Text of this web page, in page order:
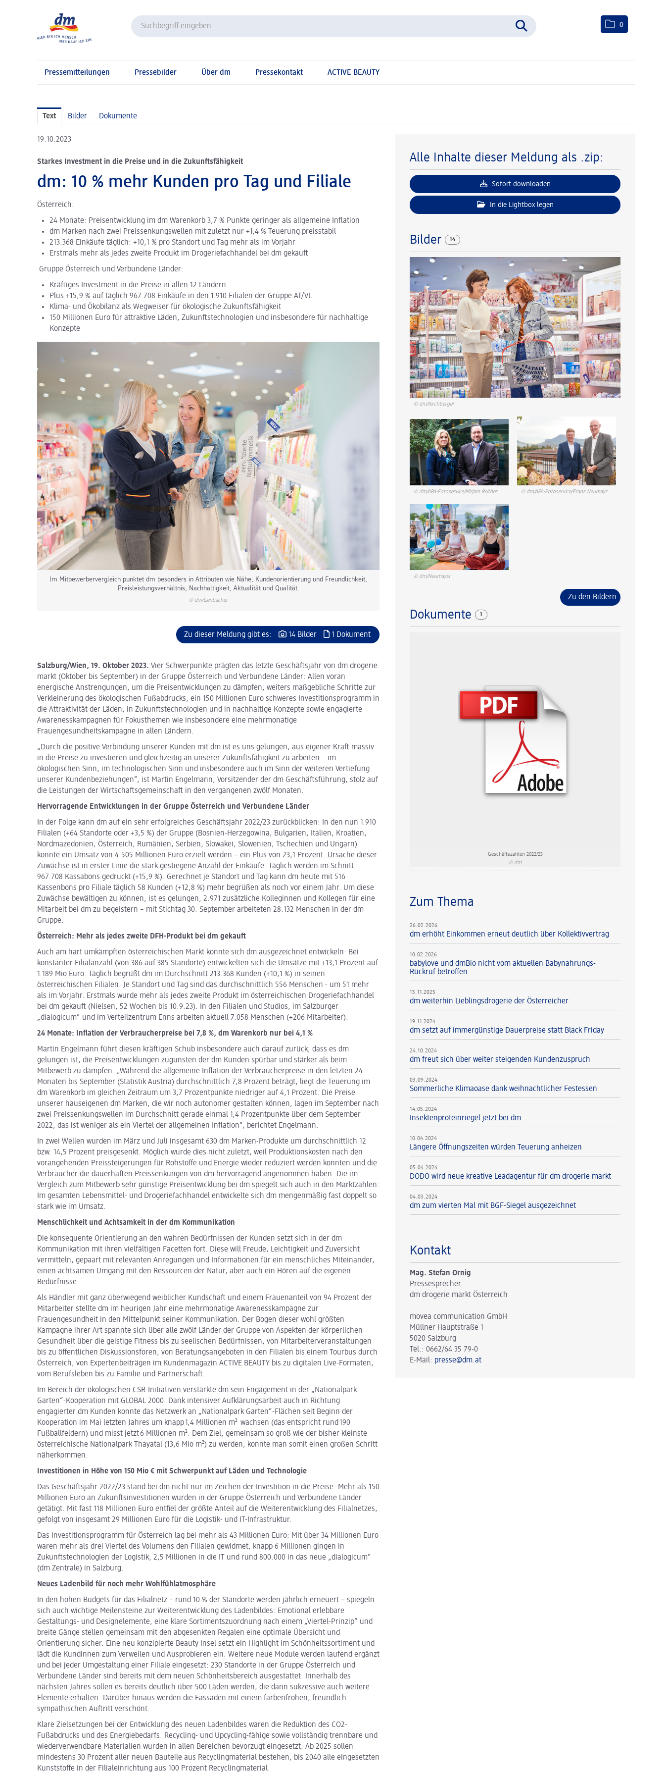
0
Pressemitteilungen Pressebilder Über dm Pressekontakt ACTIVE BEAUTY
Text Bilder Dokumente
19.10.2023
Starkes Investment in die Preise und in die Zukunftsfähigkeit
dm: 10 % mehr Kunden pro Tag und Filiale
Österreich:
24 Monate: Preisentwicklung im dm Warenkorb 3,7 % Punkte geringer als allgemeine Inflation
dm Marken nach zwei Preissenkungswellen mit zuletzt nur +1,4 % Teuerung preisstabil
213.368 Einkäufe täglich: +10,1 % pro Standort und Tag mehr als im Vorjahr
Erstmals mehr als jedes zweite Produkt im Drogeriefachhandel bei dm gekauft
Gruppe Österreich und Verbundene Länder:
Kräftiges Investment in die Preise in allen 12 Ländern
Plus +15,9 % auf täglich 967.708 Einkäufe in den 1.910 Filialen der Gruppe AT/VL
Klima- und Ökobilanz als Wegweiser für ökologische Zukunftsfähigkeit
150 Millionen Euro für attraktive Läden, Zukunftstechnologien und insbesondere für nachhaltige
Konzepte
Im Mitbewerbervergleich punktet dm besonders in Attributen wie Nähe, Kundenorientierung und Freundlichkeit,
Preisleistungsverhältnis, Nachhaltigkeit, Aktualität und Qualität.
© dm/Lienbacher
Zu dieser Meldung gibt es: 14 Bilder 1 Dokument
Salzburg/Wien, 19. Oktober 2023. Vier Schwerpunkte prägten das letzte Geschäftsjahr von dm drogerie
markt (Oktober bis September) in der Gruppe Österreich und Verbundene Länder: Allen voran
energische Anstrengungen, um die Preisentwicklungen zu dämpfen, weiters maßgebliche Schritte zur
Verkleinerung des ökologischen Fußabdrucks, ein 150 Millionen Euro schweres Investitionsprogramm in
die Attraktivität der Läden, in Zukunftstechnologien und in nachhaltige Konzepte sowie engagierte
Awarenesskampagnen für Fokusthemen wie insbesondere eine mehrmonatige
Frauengesundheitskampagne in allen Ländern.
„Durch die positive Verbindung unserer Kunden mit dm ist es uns gelungen, aus eigener Kraft massiv
in die Preise zu investieren und gleichzeitig an unserer Zukunftsfähigkeit zu arbeiten – im
ökologischen Sinn, im technologischen Sinn und insbesondere auch im Sinn der weiteren Vertiefung
unserer Kundenbeziehungen“, ist Martin Engelmann, Vorsitzender der dm Geschäftsführung, stolz auf
die Leistungen der Wirtschaftsgemeinschaft in den vergangenen zwölf Monaten.
Hervorragende Entwicklungen in der Gruppe Österreich und Verbundene Länder
In der Folge kann dm auf ein sehr erfolgreiches Geschäftsjahr 2022/23 zurückblicken: In den nun 1.910
Filialen (+64 Standorte oder +3,5 %) der Gruppe (Bosnien-Herzegowina, Bulgarien, Italien, Kroatien,
Nordmazedonien, Österreich, Rumänien, Serbien, Slowakei, Slowenien, Tschechien und Ungarn)
konnte ein Umsatz von 4.505 Millionen Euro erzielt werden – ein Plus von 23,1 Prozent. Ursache dieser
Zuwächse ist in erster Linie die stark gestiegene Anzahl der Einkäufe: Täglich werden im Schnitt
967.708 Kassabons gedruckt (+15,9 %). Gerechnet je Standort und Tag kann dm heute mit 516
Kassenbons pro Filiale täglich 58 Kunden (+12,8 %) mehr begrüßen als noch vor einem Jahr. Um diese
Zuwächse bewältigen zu können, ist es gelungen, 2.971 zusätzliche Kolleginnen und Kollegen für eine
Mitarbeit bei dm zu begeistern – mit Stichtag 30. September arbeiteten 28.132 Menschen in der dm
Gruppe.
Österreich: Mehr als jedes zweite DFH-Produkt bei dm gekauft
Auch am hart umkämpften österreichischen Markt konnte sich dm ausgezeichnet entwickeln: Bei
konstanter Filialanzahl (von 386 auf 385 Standorte) entwickelten sich die Umsätze mit +13,1 Prozent auf
1.189 Mio Euro. Täglich begrüßt dm im Durchschnitt 213.368 Kunden (+10,1 %) in seinen
österreichischen Filialen. Je Standort und Tag sind das durchschnittlich 556 Menschen - um 51 mehr
als im Vorjahr. Erstmals wurde mehr als jedes zweite Produkt im österreichischen Drogeriefachhandel
bei dm gekauft (Nielsen, 52 Wochen bis 10.9.23). In den Filialen und Studios, im Salzburger
„dialogicum“ und im Verteilzentrum Enns arbeiten aktuell 7.058 Menschen (+206 Mitarbeiter).
24 Monate: Inflation der Verbraucherpreise bei 7,8 %, dm Warenkorb nur bei 4,1 %
Martin Engelmann führt diesen kräftigen Schub insbesondere auch darauf zurück, dass es dm
gelungen ist, die Preisentwicklungen zugunsten der dm Kunden spürbar und stärker als beim
Mitbewerb zu dämpfen: „Während die allgemeine Inflation der Verbraucherpreise in den letzten 24
Monaten bis September (Statistik Austria) durchschnittlich 7,8 Prozent beträgt, liegt die Teuerung im
dm Warenkorb im gleichen Zeitraum um 3,7 Prozentpunkte niedriger auf 4,1 Prozent. Die Preise
unserer hauseigenen dm Marken, die wir noch autonomer gestalten können, lagen im September nach
zwei Preissenkungswellen im Durchschnitt gerade einmal 1,4 Prozentpunkte über dem September
2022, das ist weniger als ein Viertel der allgemeinen Inflation“, berichtet Engelmann.
In zwei Wellen wurden im März und Juli insgesamt 630 dm Marken-Produkte um durchschnittlich 12
bzw. 14,5 Prozent preisgesenkt. Möglich wurde dies nicht zuletzt, weil Produktionskosten nach den
vorangehenden Preissteigerungen für Rohstoffe und Energie wieder reduziert werden konnten und die
Verbraucher die dauerhaften Preissenkungen von dm hervorragend angenommen haben. Die im
Vergleich zum Mitbewerb sehr günstige Preisentwicklung bei dm spiegelt sich auch in den Marktzahlen:
Im gesamten Lebensmittel- und Drogeriefachhandel entwickelte sich dm mengenmäßig fast doppelt so
stark wie im Umsatz.
Menschlichkeit und Achtsamkeit in der dm Kommunikation
Die konsequente Orientierung an den wahren Bedürfnissen der Kunden setzt sich in der dm
Kommunikation mit ihren vielfältigen Facetten fort. Diese will Freude, Leichtigkeit und Zuversicht
vermitteln, gepaart mit relevanten Anregungen und Informationen für ein menschliches Miteinander,
einen achtsamen Umgang mit den Ressourcen der Natur, aber auch ein Hören auf die eigenen
Bedürfnisse.
Als Händler mit ganz überwiegend weiblicher Kundschaft und einem Frauenanteil von 94 Prozent der
Mitarbeiter stellte dm im heurigen Jahr eine mehrmonatige Awarenesskampagne zur
Frauengesundheit in den Mittelpunkt seiner Kommunikation. Der Bogen dieser wohl größten
Kampagne ihrer Art spannte sich über alle zwölf Länder der Gruppe von Aspekten der körperlichen
Gesundheit über die geistige Fitness bis zu seelischen Bedürfnissen, von Mitarbeiterveranstaltungen
bis zu öffentlichen Diskussionsforen, von Beratungsangeboten in den Filialen bis einem Tourbus durch
Österreich, von Expertenbeiträgen im Kundenmagazin ACTIVE BEAUTY bis zu digitalen Live-Formaten,
vom Berufsleben bis zu Familie und Partnerschaft.
Im Bereich der ökologischen CSR-Initiativen verstärkte dm sein Engagement in der „Nationalpark
Garten“-Kooperation mit GLOBAL 2000. Dank intensiver Aufklärungsarbeit auch in Richtung
engagierter dm Kunden konnte das Netzwerk an „Nationalpark Garten“-Flächen seit Beginn der
Kooperation im Mai letzten Jahres um knapp 1,4 Millionen m² wachsen (das entspricht rund 190
Fußballfeldern) und misst jetzt 6 Millionen m². Dem Ziel, gemeinsam so groß wie der bisher kleinste
österreichische Nationalpark Thayatal (13,6 Mio m²) zu werden, konnte man somit einen großen Schritt
näherkommen.
Investitionen in Höhe von 150 Mio € mit Schwerpunkt auf Läden und Technologie
Das Geschäftsjahr 2022/23 stand bei dm nicht nur im Zeichen der Investition in die Preise: Mehr als 150
Millionen Euro an Zukunftsinvestitionen wurden in der Gruppe Österreich und Verbundene Länder
getätigt. Mit fast 118 Millionen Euro entfiel der größte Anteil auf die Weiterentwicklung des Filialnetzes,
gefolgt von insgesamt 29 Millionen Euro für die Logistik- und IT-Infrastruktur.
Das Investitionsprogramm für Österreich lag bei mehr als 43 Millionen Euro: Mit über 34 Millionen Euro
waren mehr als drei Viertel des Volumens den Filialen gewidmet, knapp 6 Millionen gingen in
Zukunftstechnologien der Logistik, 2,5 Millionen in die IT und rund 800.000 in das neue „dialogicum“
(dm Zentrale) in Salzburg.
Neues Ladenbild für noch mehr Wohlfühlatmosphäre
In den hohen Budgets für das Filialnetz – rund 10 % der Standorte werden jährlich erneuert – spiegeln
sich auch wichtige Meilensteine zur Weiterentwicklung des Ladenbildes: Emotional erlebbare
Gestaltungs- und Designelemente, eine klare Sortimentszuordnung nach einem „Viertel-Prinzip“ und
breite Gänge stellen gemeinsam mit den abgesenkten Regalen eine optimale Übersicht und
Orientierung sicher. Eine neu konzipierte Beauty Insel setzt ein Highlight im Schönheitssortiment und
lädt die Kundinnen zum Verweilen und Ausprobieren ein. Weitere neue Module werden laufend ergänzt
und bei jeder Umgestaltung einer Filiale eingesetzt: 230 Standorte in der Gruppe Österreich und
Verbundene Länder sind bereits mit dem neuen Schönheitsbereich ausgestattet. Innerhalb des
nächsten Jahres sollen es bereits deutlich über 500 Läden werden, die dann sukzessive auch weitere
Elemente erhalten. Darüber hinaus werden die Fassaden mit einem farbenfrohen, freundlich-
sympathischen Auftritt verschönt.
Klare Zielsetzungen bei der Entwicklung des neuen Ladenbildes waren die Reduktion des CO2-
Fußabdrucks und des Energiebedarfs. Recycling- und Upcycling-fähige sowie vollständig trennbare und
wiederverwendbare Materialien wurden in allen Bereichen bevorzugt eingesetzt. Ab 2025 sollen
mindestens 30 Prozent aller neuen Bauteile aus Recyclingmaterial bestehen, bis 2040 alle eingesetzten
Kunststoffe in der Filialeinrichtung aus 100 Prozent Recyclingmaterial.
Alle Inhalte dieser Meldung als .zip:
Sofort downloaden
In die Lightbox legen
Bilder 14
© dm/Kirchberger
© dm/APA-Fotoservice/Mirjam Reither © dm/APA-Fotoservice/Franz Neumayr
© dm/Neumayer
Zu den Bildern
Dokumente 1
Geschäftszahlen 2022/23
© dm
Zum Thema
26.02.2026
dm erhöht Einkommen erneut deutlich über Kollektivvertrag
10.02.2026
babylove und dmBio nicht vom aktuellen Babynahrungs-
Rückruf betroffen
13.11.2025
dm weiterhin Lieblingsdrogerie der Österreicher
19.11.2024
dm setzt auf immergünstige Dauerpreise statt Black Friday
24.10.2024
dm freut sich über weiter steigenden Kundenzuspruch
03.09.2024
Sommerliche Klimaoase dank weihnachtlicher Festessen
14.05.2024
Insektenproteinriegel jetzt bei dm
10.04.2024
Längere Öffnungszeiten würden Teuerung anheizen
05.04.2024
DODO wird neue kreative Leadagentur für dm drogerie markt
04.03.2024
dm zum vierten Mal mit BGF-Siegel ausgezeichnet
Kontakt
Mag. Stefan Ornig
Pressesprecher
dm drogerie markt Österreich
movea communication GmbH
Müllner Hauptstraße 1
5020 Salzburg
Tel.: 0662/64 35 79-0
E-Mail: presse@dm.at